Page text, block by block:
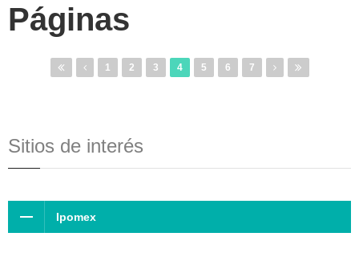
Páginas
1 2 3 4 5 6 7
Sitios de interés
Ipomex